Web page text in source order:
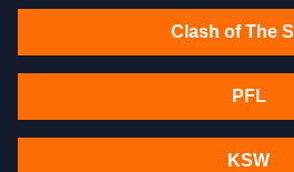
Clash of The
PFL
KSW